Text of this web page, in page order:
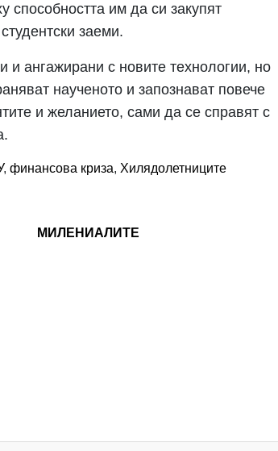
способността им да си закупят
заеми.
и ангажирани с новите технологии, но
наученото и запознават повече
и желанието, сами да се справят с
, финансова криза, Хилядолетниците
МИЛЕНИАЛИТЕ